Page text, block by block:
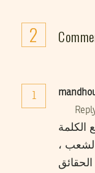
2
1
الكلمة
،